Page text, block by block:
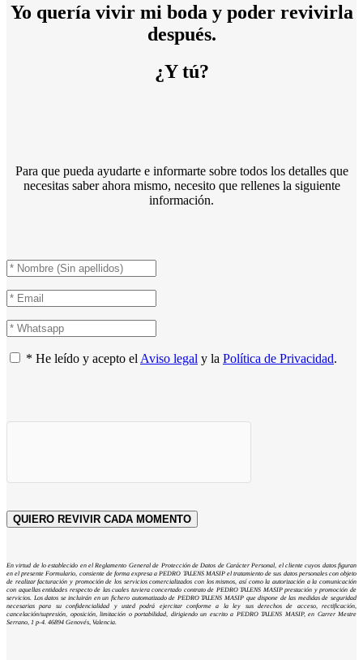
Yo quería vivir mi boda y poder revivirla
después.
¿Y tú?
Para que pueda ayudarte e informarte sobre todos los detalles que
necesitas saber ahora mismo, necesito que rellenes la siguiente
información.
* He leído y acepto el Aviso legal y la Política de Privacidad.
En virtud de lo establecido en el Reglamento General de Protección de Datos de Carácter Personal, el cliente cuyos datos figuran
en el presente Formulario, consiente de forma expresa a PEDRO TALENS MASIP el tratamiento de sus datos personales con objeto
de realizar facturación y promoción de los servicios comercializados con los mismos, así como la autorización a la comunicación
con aquellas entidades respecto de las cuales tuviera concertado contrato de PEDRO TALENS MASIP prestación y promoción de
servicios. Los datos se incluirán en un fichero automatizado de PEDRO TALENS MASIP que dispone de las medidas de seguridad
necesarias para su confidencialidad y usted podrá ejercitar conforme a la ley sus derechos de acceso, rectificación,
cancelación/supresión, oposición, limitación o portabilidad, dirigiendo un escrito a PEDRO TALENS MASIP, en Carrer Mestre
Serrano, 1 p-4. 46894 Genovés, Valencia.